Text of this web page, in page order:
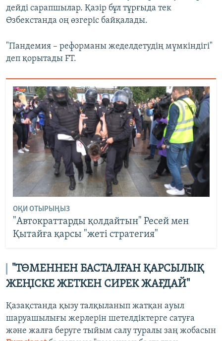
дейді сарапшылар. Қазір бұл тұрғыда тек
Өзбекстанда оң өзгеріс байқалады.
"Пандемия – реформаны жеделдетудің мүмкіндігі"
деп қорытады FT.
ОҚИ ОТЫРЫҢЫЗ
"Автократтарды қолдайтын" Ресей мен
Қытайға қарсы "жеті стратегия"
"ТӨМЕННЕН БАСТАЛҒАН ҚАРСЫЛЫҚ
ЖЕҢІСКЕ ЖЕТКЕН СИРЕК ЖАҒДАЙ"
Қазақстанда қызу талқыланып жатқан ауыл
шаруашылығы жерлерін шетелдіктерге сатуға
және жалға беруге тыйым салу туралы заң жобасын